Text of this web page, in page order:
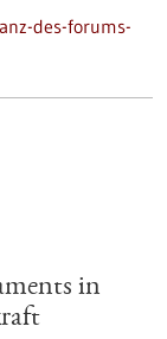
des-forums-
in